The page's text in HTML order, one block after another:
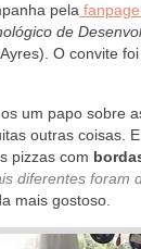
pelafanpage
de
O convite
um papo sobre
outras coisas.
pizzas com
diferentes foram
mais gostoso.